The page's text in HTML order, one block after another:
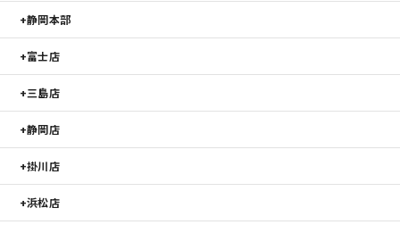
静岡本部
富士店
三島店
静岡店
掛川店
浜松店